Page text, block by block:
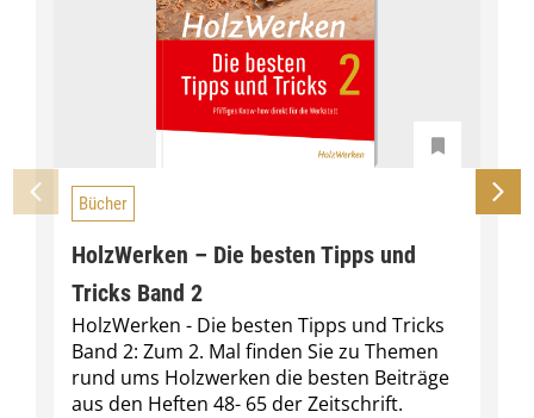
Bücher
HolzWerken – Die besten Tipps und
Tricks Band 2
HolzWerken - Die besten Tipps und Tricks
Band 2: Zum 2. Mal finden Sie zu Themen
rund ums Holzwerken die besten Beiträge
aus den Heften 48- 65 der Zeitschrift.